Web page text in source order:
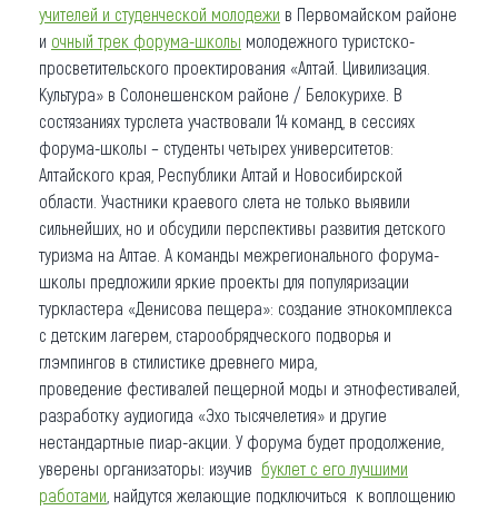
учителей и студенческой молодежи в Первомайском районе
и очный трек форума-школы молодежного туристско-
просветительского проектирования «Алтай. Цивилизация.
Культура» в Солонешенском районе / Белокурихе. В
состязаниях турслета участвовали 14 команд, в сессиях
форума-школы – студенты четырех университетов:
Алтайского края, Республики Алтай и Новосибирской
области. Участники краевого слета не только выявили
сильнейших, но и обсудили перспективы развития детского
туризма на Алтае. А команды межрегионального форума-
школы предложили яркие проекты для популяризации
туркластера «Денисова пещера»: создание этнокомплекса
с детским лагерем, старообрядческого подворья и
глэмпингов в стилистике древнего мира,
проведение фестивалей пещерной моды и этнофестивалей,
разработку аудиогида «Эхо тысячелетия» и другие
нестандартные пиар-акции. У форума будет продолжение,
уверены организаторы: изучив буклет с его лучшими
работами , найдутся желающие подключиться к воплощению